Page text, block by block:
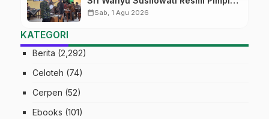
MTs Ma’arif Sapuran
calendar_monthSab, 1 Agu 2026
KATEGORI
Berita (2,292)
Celoteh (74)
Cerpen (52)
Ebooks (101)